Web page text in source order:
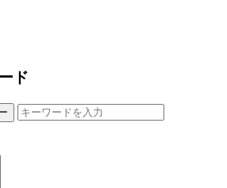
ド